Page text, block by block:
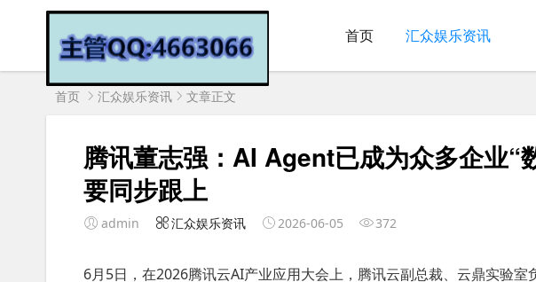
首页 汇众娱乐资讯
首页 汇众娱乐资讯 文章正文
腾讯董志强：AI Agent已成为众多企业“
要同步跟上
admin 汇众娱乐资讯 2026-06-05 372
6月5日，在2026腾讯云AI产业应用大会上，腾讯云副总裁、云鼎实验